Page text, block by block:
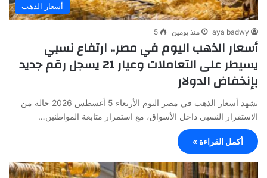
أسعار الذهب
aya badwy منذ يومين 5
أسعار الذهب اليوم في مصر.. ارتفاع نسبي
يسيطر على التعاملات وعيار 21 يسجل رقم جديد
بإنخفاض الدولار
تشهد أسعار الذهب في مصر اليوم الأربعاء 5 أغسطس 2026 حالة من
الاستقرار النسبي داخل الأسواق، مع استمرار متابعة المواطنين…
أكمل القراءة »